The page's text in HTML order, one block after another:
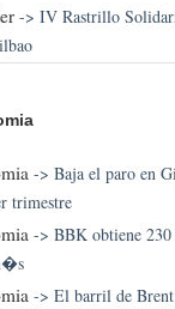
-> IV Rastrillo
-> Baja el paro en
trimestre
-> BBK obtiene
-> El barril de Brent